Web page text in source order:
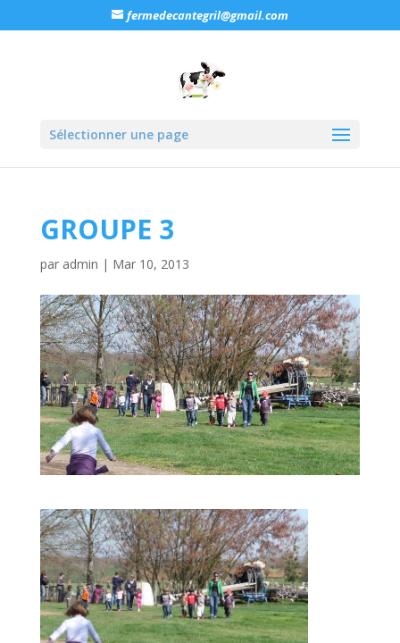
fermedecantegril@gmail.com
Sélectionner une page
GROUPE 3
par admin | Mar 10, 2013